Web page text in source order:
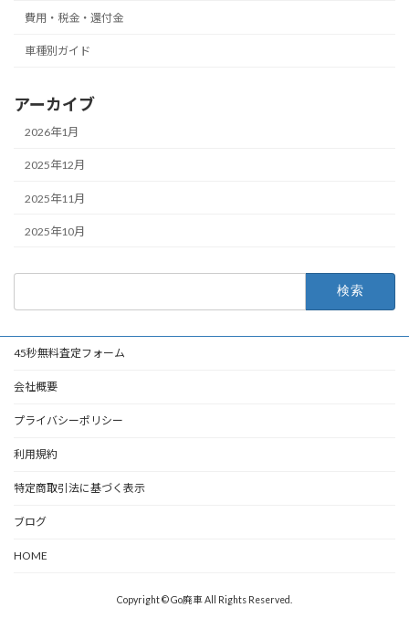
費用・税金・還付金
車種別ガイド
アーカイブ
2026年1月
2025年12月
2025年11月
2025年10月
45秒無料査定フォーム
会社概要
プライバシーポリシー
利用規約
特定商取引法に基づく表示
ブログ
HOME
Copyright © Go廃車 All Rights Reserved.